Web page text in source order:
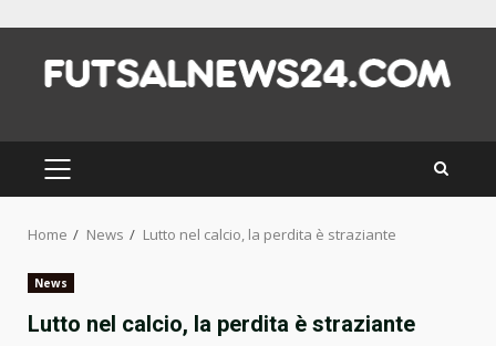
content
PRIMARY
MENU
Home News Lutto nel calcio, la perdita è straziante
News
Lutto nel calcio, la perdita è straziante